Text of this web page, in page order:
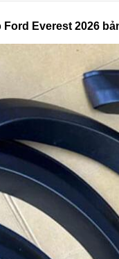
Ford Everest 2026